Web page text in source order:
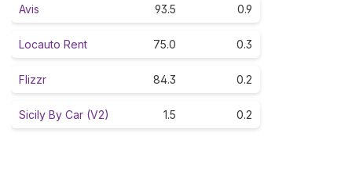
Avis 93.5 0.9
Locauto Rent 75.0 0.3
Flizzr 84.3 0.2
Sicily By Car (V2) 1.5 0.2